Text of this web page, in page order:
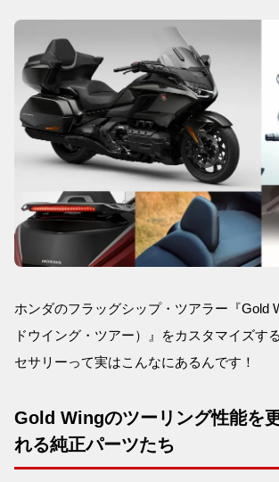
ホンダのフラッグシップ・ツアラー『Gold
ドウイング・ツアー）』をカスタマイズす
セサリーって実はこんなにあるんです！
Gold Wingのツーリング性能を
れる純正パーツたち